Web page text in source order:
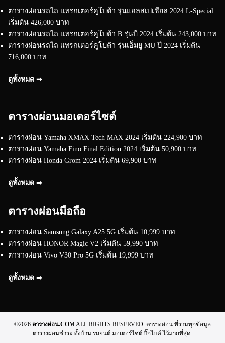
ตารางผ่อนรถไถ แทรกเตอร์คูโบต้า รุ่นแอลสเปเชียล 2024 L-Special
เริ่มต้น 426,000 บาท
ตารางผ่อนรถไถ แทรกเตอร์คูโบต้า B รุ่นบี 2024 เริ่มต้น 243,000 บาท
ตารางผ่อนรถไถ แทรกเตอร์คูโบต้า รุ่นเอ็มยู MU ปี 2024 เริ่มต้น
716,000 บาท
ดูทั้งหมด ➟
ตารางผ่อนมอเตอร์ไซต์
ตารางผ่อน Yamaha XMAX Tech MAX 2024 เริ่มต้น 224,900 บาท
ตารางผ่อน Yamaha Fino Final Edition 2024 เริ่มต้น 50,900 บาท
ตารางผ่อน Honda Grom 2024 เริ่มต้น 69,900 บาท
ดูทั้งหมด ➟
ตารางผ่อนมือถือ
ตารางผ่อน Samsung Galaxy A25 5G เริ่มต้น 10,999 บาท
ตารางผ่อน HONOR Magic V2 เริ่มต้น 59,990 บาท
ตารางผ่อน Vivo V30 Pro 5G เริ่มต้น 19,999 บาท
ดูทั้งหมด ➟
©2026 ตารางผ่อน.COM ALL RIGHTS RESERVED. ตารางผ่อน ที่รวมทุกข้อมูล
ตารางผ่อนชำระ ทั้งบ้าน รถยนต์ มอเตอร์ไซต์ บิ๊กไบค์ ไว้มากที่สุด